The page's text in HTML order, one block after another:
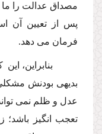
مصداق عدالت را ما
پس از تعیین آن
فرمان مى دهد.
بنابراین،
بدیهى بودنش
عدل و ظلم نمى
تعجب انگیز باشد؛